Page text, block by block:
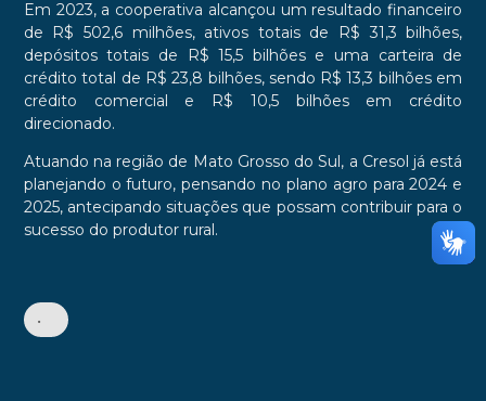
Em 2023, a cooperativa alcançou um resultado financeiro
de R$ 502,6 milhões, ativos totais de R$ 31,3 bilhões,
depósitos totais de R$ 15,5 bilhões e uma carteira de
crédito total de R$ 23,8 bilhões, sendo R$ 13,3 bilhões em
crédito comercial e R$ 10,5 bilhões em crédito
direcionado.
Atuando na região de Mato Grosso do Sul, a Cresol já está
planejando o futuro, pensando no plano agro para 2024 e
2025, antecipando situações que possam contribuir para o
sucesso do produtor rural.
•